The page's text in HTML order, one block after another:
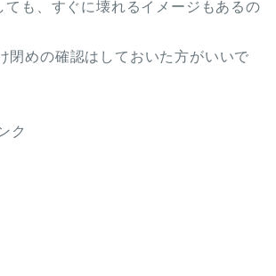
ても、すぐに壊れるイメージもあるの
閉めの確認はしておいた方がいいで
ク